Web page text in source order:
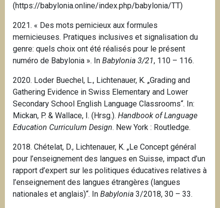
(https://babylonia.online/index.php/babylonia/TT)
2021. « Des mots pernicieux aux formules
mernicieuses. Pratiques inclusives et signalisation du
genre: quels choix ont été réalisés pour le présent
numéro de Babylonia ». In Babylonia 3/21, 110 – 116.
2020. Loder Buechel, L., Lichtenauer, K. „Grading and
Gathering Evidence in Swiss Elementary and Lower
Secondary School English Language Classrooms“. In:
Mickan, P. & Wallace, I. (Hrsg.). Handbook of Language
Education Curriculum Design. New York : Routledge.
2018. Chételat, D., Lichtenauer, K. „Le Concept général
pour l’enseignement des langues en Suisse, impact d’un
rapport d’expert sur les politiques éducatives relatives à
l’enseignement des langues étrangères (langues
nationales et anglais)“. In Babylonia 3/2018, 30 – 33.